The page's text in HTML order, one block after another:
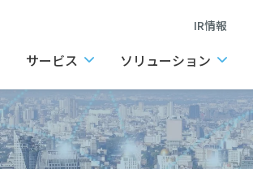
IR情報
サービス ソリューション